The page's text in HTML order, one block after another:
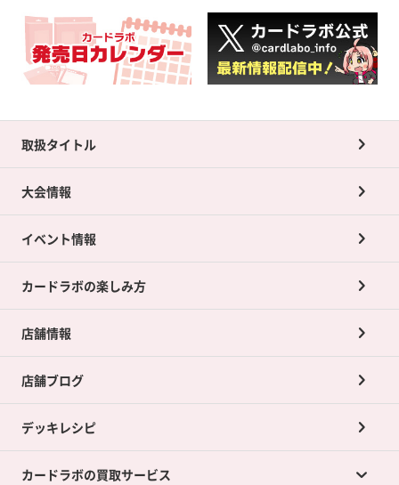
取扱タイトル
大会情報
イベント情報
カードラボの楽しみ方
店舗情報
店舗ブログ
デッキレシピ
カードラボの買取サービス